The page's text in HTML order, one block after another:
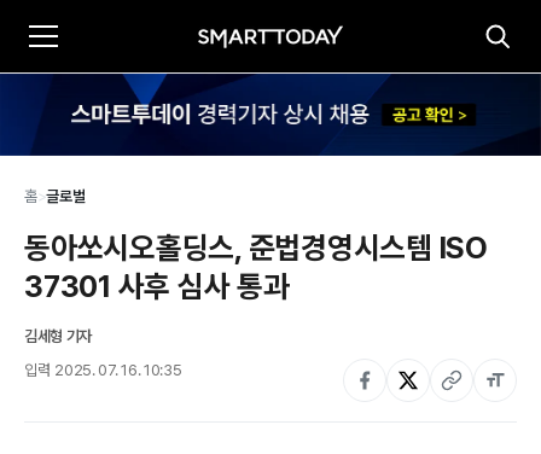
홈>글로벌
동아쏘시오홀딩스, 준법경영시스템 ISO
37301 사후 심사 통과
김세형 기자
입력 2025. 07. 16. 10:35